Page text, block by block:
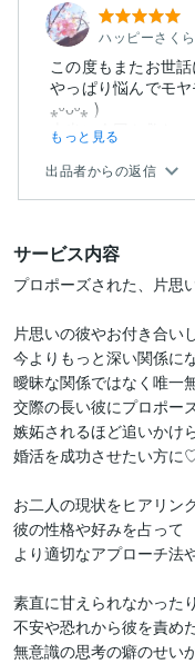
ハッピーさく
この度もまたお世
やっぱり悩んでモ
⁎ᵕᴗᵕ⁎ )
本当に今回も救わ...
もっと見る
出品者からの返信
サービス内容
プロポーズされた、片思
片思いの彼やお付き合い
今よりもっと深い関係に
曖昧な関係ではなく唯一
交際の長い彼にプロポー
嫉妬されるほど追いかけ
婚活を成功させたい方に
お二人の現状をヒアリン
彼の性格や好みを占って
より適切なアプローチ法
素直に甘えられなかったり
不安や恐れから彼を責め
無意識の思考の癖のせいか